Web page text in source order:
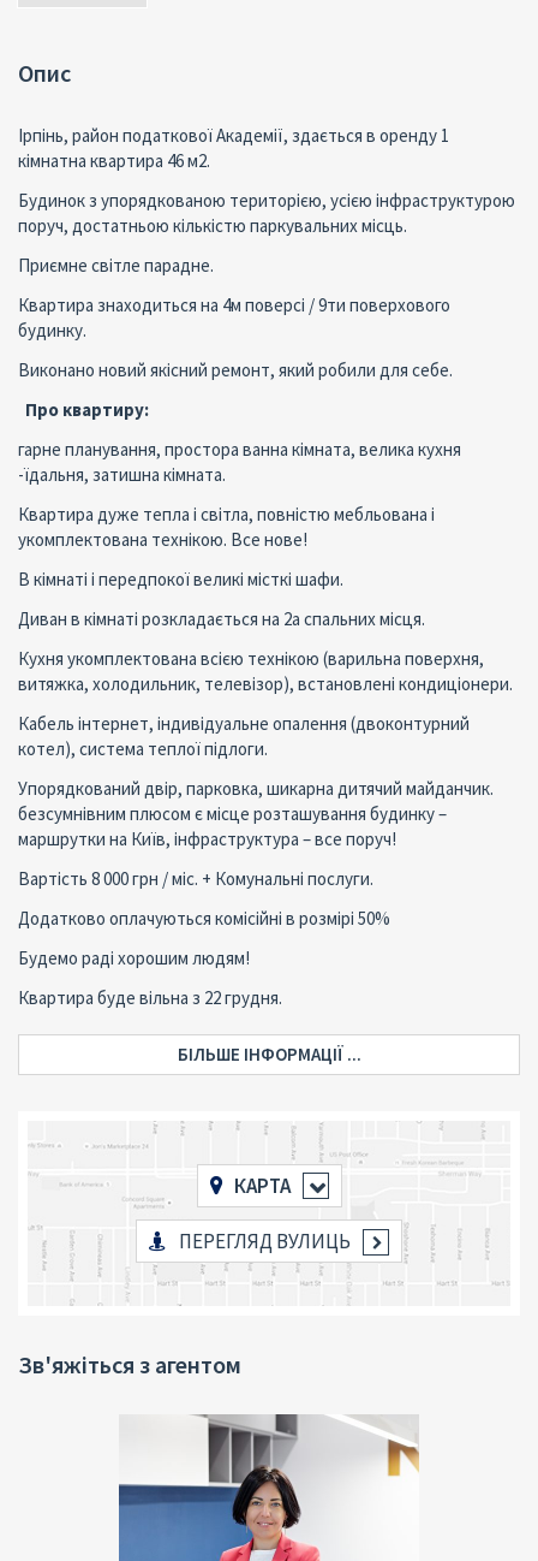
Опис
Ірпінь, район податкової Академії, здається в оренду 1
кімнатна квартира 46 м2.
Будинок з упорядкованою територією, усією інфраструктурою
поруч, достатньою кількістю паркувальних місць.
Приємне світле парадне.
Квартира знаходиться на 4м поверсі / 9ти поверхового
будинку.
Виконано новий якісний ремонт, який робили для себе.
Про квартиру:
гарне планування, простора ванна кімната, велика кухня
-їдальня, затишна кімната.
Квартира дуже тепла і світла, повністю мебльована і
укомплектована технікою. Все нове!
В кімнаті і передпокої великі місткі шафи.
Диван в кімнаті розкладається на 2а спальних місця.
Кухня укомплектована всією технікою (варильна поверхня,
витяжка, холодильник, телевізор), встановлені кондиціонери.
Кабель інтернет, індивідуальне опалення (двоконтурний
котел), система теплої підлоги.
Упорядкований двір, парковка, шикарна дитячий майданчик.
безсумнівним плюсом є місце розташування будинку –
маршрутки на Київ, інфраструктура – все поруч!
Вартість 8 000 грн / міс. + Комунальні послуги.
Додатково оплачуються комісійні в розмірі 50%
Будемо раді хорошим людям!
Квартира буде вільна з 22 грудня.
БІЛЬШЕ ІНФОРМАЦІЇ ...
КАРТА
ПЕРЕГЛЯД ВУЛИЦЬ
Зв'яжіться з агентом